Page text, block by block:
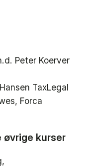
Peter Koerver
TaxLegal
Forca
øvrige kurser